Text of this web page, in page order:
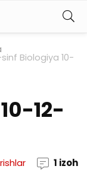
Biologiya 10-
12-
1 izoh